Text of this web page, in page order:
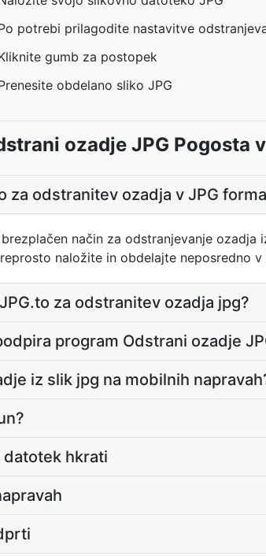
potrebi prilagodite nastavitve
gumb za postopek
obdelano sliko JPG
ozadje JPG Pogosta
za odstranitev ozadja v JPG
način za odstranjevanje
naložite in obdelajte neposredno v
za odstranitev ozadja jpg?
program Odstrani ozadje
iz slik jpg na mobilnih
hkrati